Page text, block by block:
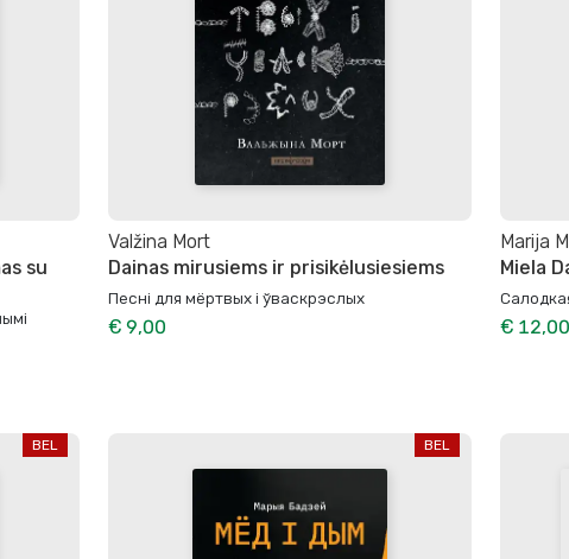
su
Valžina Mort
Dainas mirusiems ir prisikėlusiesiems
Песні для мёртвых і ўваскрэслых
€ 9,00
Marija
Miela
€ 12,00
BEL BEL